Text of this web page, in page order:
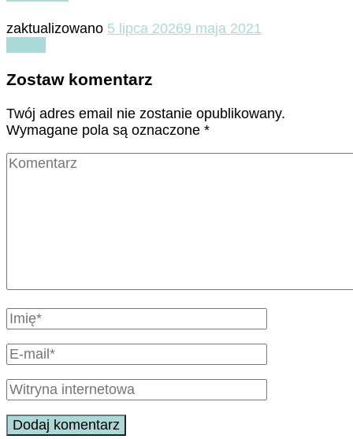
zaktualizowano 5 lipca 20269 maja 2021
Zostaw komentarz
Twój adres email nie zostanie opublikowany.
Wymagane pola są oznaczone *